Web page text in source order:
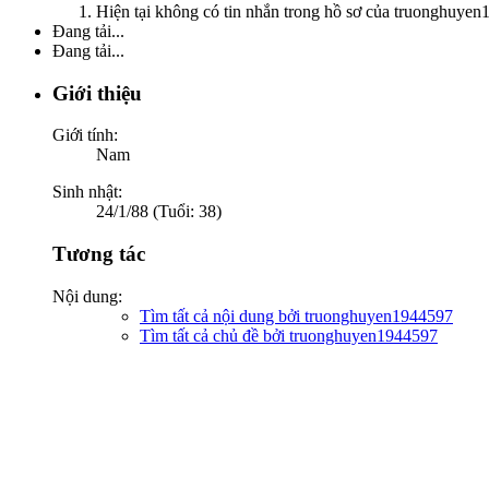
Hiện tại không có tin nhắn trong hồ sơ của
Đang tải...
Đang tải...
Giới thiệu
Giới tính:
Nam
Sinh nhật:
24/1/88 (Tuổi: 38)
Tương tác
Nội dung:
Tìm tất cả nội dung bởi truonghuyen1944597
Tìm tất cả chủ đề bởi truonghuyen1944597